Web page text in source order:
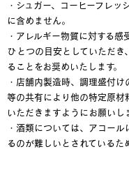
・シュガー、コーヒーフレッ
に含めません。
・アレルギー物質に対する
ひとつの目安としていただ
ることをお奨めいたします。
・店舗内製造時、調理盛付
等の共有により他の特定原材
いただきますようにお願いし
・酒類については、アコー
るのが難しいとされているた